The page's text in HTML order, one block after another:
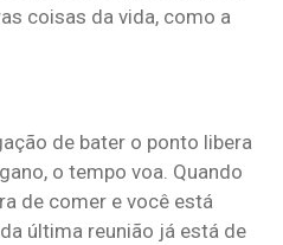
coisas da vida, como a
de bater o ponto libera
o tempo voa. Quando
de comer e você está
última reunião já está de